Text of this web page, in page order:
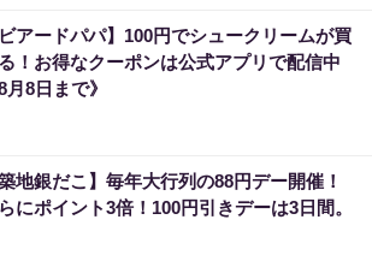
ビアードパパ】100円でシュークリームが買
！お得なクーポンは公式アプリで配信中
8月8日まで》
築地銀だこ】毎年大行列の88円デー開催！
にポイント3倍！100円引きデーは3日間。